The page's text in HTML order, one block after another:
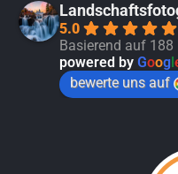
5.0
Basierend auf 188
powered by Googl
bewerte uns auf